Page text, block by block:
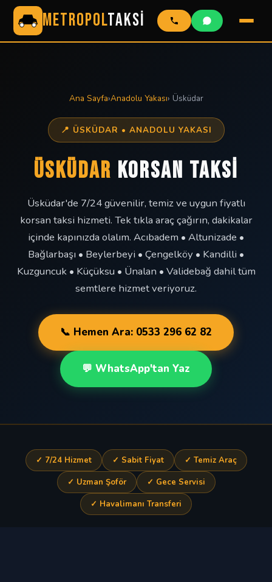
METROPOLTAKSİ
Ana Sayfa›Anadolu Yakası› Üsküdar
📍 ÜSKÜDAR • ANADOLU YAKASI
ÜSKÜDAR KORSAN TAKSİ
Üsküdar'de 7/24 güvenilir, temiz ve uygun fiyatlı
korsan taksi hizmeti. Tek tıkla araç çağırın, dakikalar
içinde kapınızda olalım. Acıbadem • Altunizade •
Bağlarbaşı • Beylerbeyi • Çengelköy • Kandilli •
Kuzguncuk • Küçüksu • Ünalan • Validebağ dahil tüm
semtlere hizmet veriyoruz.
📞 Hemen Ara: 0533 296 62 82
💬 WhatsApp'tan Yaz
✓ 7/24 Hizmet ✓ Sabit Fiyat
✓ Temiz Araç
✓ Uzman Şoför
✓ Gece Servisi
✓ Havalimanı Transferi